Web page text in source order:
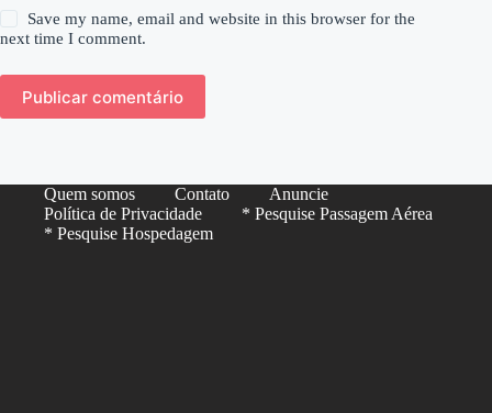
Save my name, email and website in this browser for the
next time I comment.
Publicar comentário
Quem somos Contato
Anuncie
Política de Privacidade
* Pesquise Passagem Aérea
* Pesquise Hospedagem